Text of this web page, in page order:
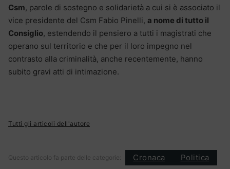
Csm, parole di sostegno e solidarietà a cui si è associato il
vice presidente del Csm Fabio Pinelli, a nome di tutto il
Consiglio, estendendo il pensiero a tutti i magistrati che
operano sul territorio e che per il loro impegno nel
contrasto alla criminalità, anche recentemente, hanno
subito gravi atti di intimazione.
Tutti gli articoli dell'autore
Questo articolo fa parte delle categorie: Cronaca Politica